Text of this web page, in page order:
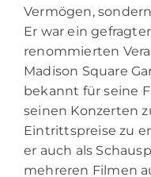
Vermögen,
Er war ein
renommierten
Madison Square
bekannt für seine
seinen Konzerten
Eintrittspreise zu
er auch als
mehreren Filmen